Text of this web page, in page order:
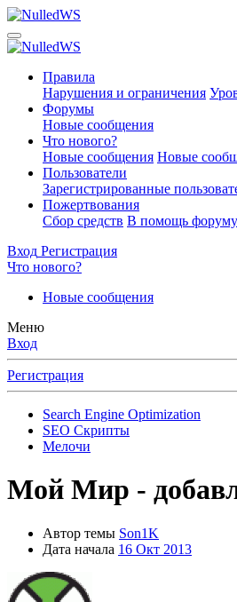
Правила
Нарушения и ограничения
Форумы
Новые сообщения
Что нового?
Новые сообщения Новые
Пользователи
Зарегистрированные
Пожертвования
Сбор средств В помощь форуму
Вход Регистрация
Что нового?
Новые сообщения
Меню
Вход
Регистрация
Search Engine Optimization
SEO Скрипты
Мелочи
Мой Мир -
Автор темы Son1K
Дата начала 16 Окт 2013